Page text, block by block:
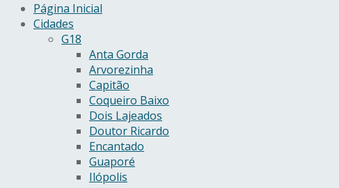
Página Inicial
Cidades
G18
Anta Gorda
Arvorezinha
Capitão
Coqueiro Baixo
Dois Lajeados
Doutor Ricardo
Encantado
Guaporé
Ilópolis